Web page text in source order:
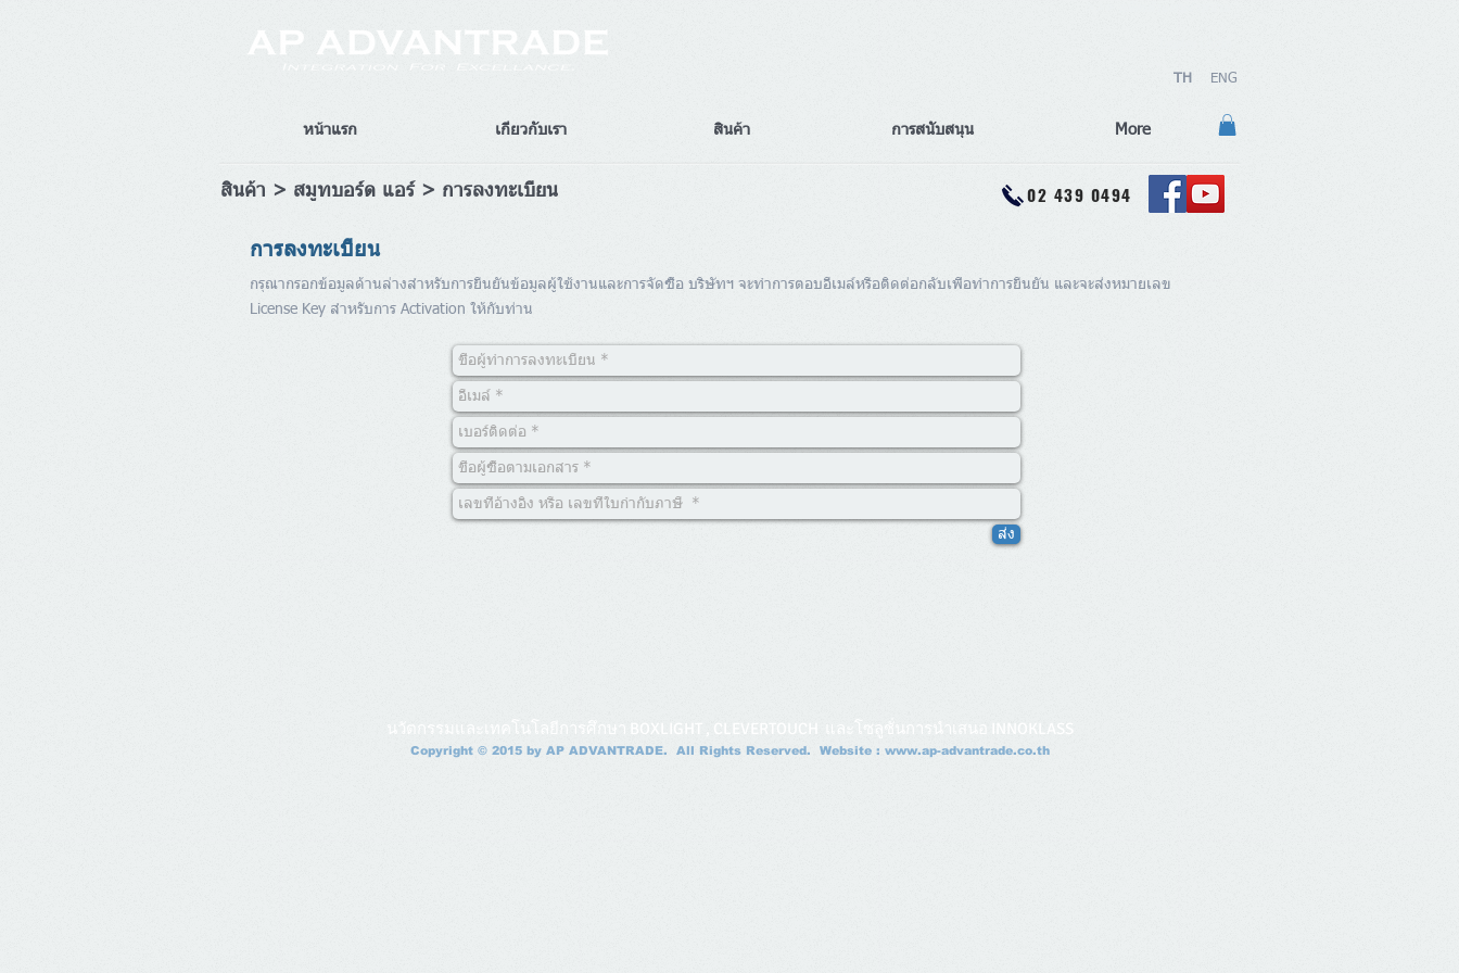
TH ENG
หน้าแรก เกี่ยวกับเรา สินค้า การสนับสนุน More
สินค้า > สมูทบอร์ด แอร์ > การลงทะเบียน
การลงทะเบียน
กรุณากรอกข้อมูลด้านล่างสำหรับการยืนยันข้อมูลผู้ใช้งานและการจัดซื้อ บริษัทฯ จะทำการตอบอีเมล์หรือติดต่อกลับเพื่อทำการยืนยัน และจะส่งหมายเลข
License Key สำหรับการ Activation ให้กับท่าน
ส่ง
02 439 0494
นวัตกรรมและเทคโนโลยีการศึกษา BOXLIGHT , CLEVERTOUCH และโซลูชั่นการนำเสนอ INNOKLASS
Copyright © 2015 byAP ADVANTRADE. All Rights Reserved. Website : www.ap-advantrade.co.th